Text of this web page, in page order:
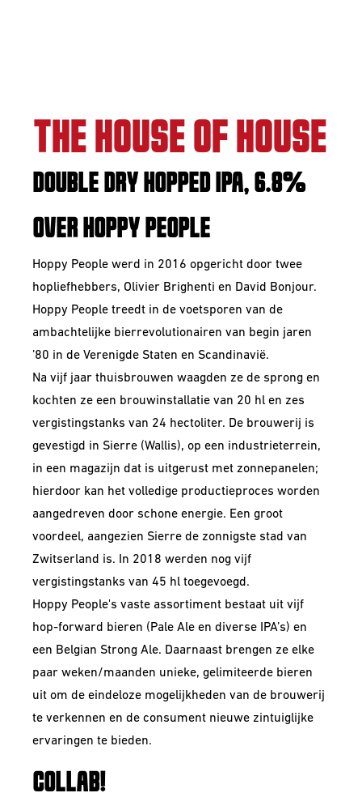
THE HOUSE OF HOUSE
DOUBLE DRY HOPPED IPA, 6.8%
OVER HOPPY PEOPLE
Hoppy People werd in 2016 opgericht door twee
hopliefhebbers, Olivier Brighenti en David Bonjour.
Hoppy People treedt in de voetsporen van de
ambachtelijke bierrevolutionairen van begin jaren
’80 in de Verenigde Staten en Scandinavië.
Na vijf jaar thuisbrouwen waagden ze de sprong en
kochten ze een brouwinstallatie van 20 hl en zes
vergistingstanks van 24 hectoliter. De brouwerij is
gevestigd in Sierre (Wallis), op een industrieterrein,
in een magazijn dat is uitgerust met zonnepanelen;
hierdoor kan het volledige productieproces worden
aangedreven door schone energie. Een groot
voordeel, aangezien Sierre de zonnigste stad van
Zwitserland is. In 2018 werden nog vijf
vergistingstanks van 45 hl toegevoegd.
Hoppy People's vaste assortiment bestaat uit vijf
hop-forward bieren (Pale Ale en diverse IPA’s) en
een Belgian Strong Ale. Daarnaast brengen ze elke
paar weken/maanden unieke, gelimiteerde bieren
uit om de eindeloze mogelijkheden van de brouwerij
te verkennen en de consument nieuwe zintuiglijke
ervaringen te bieden.
COLLAB!